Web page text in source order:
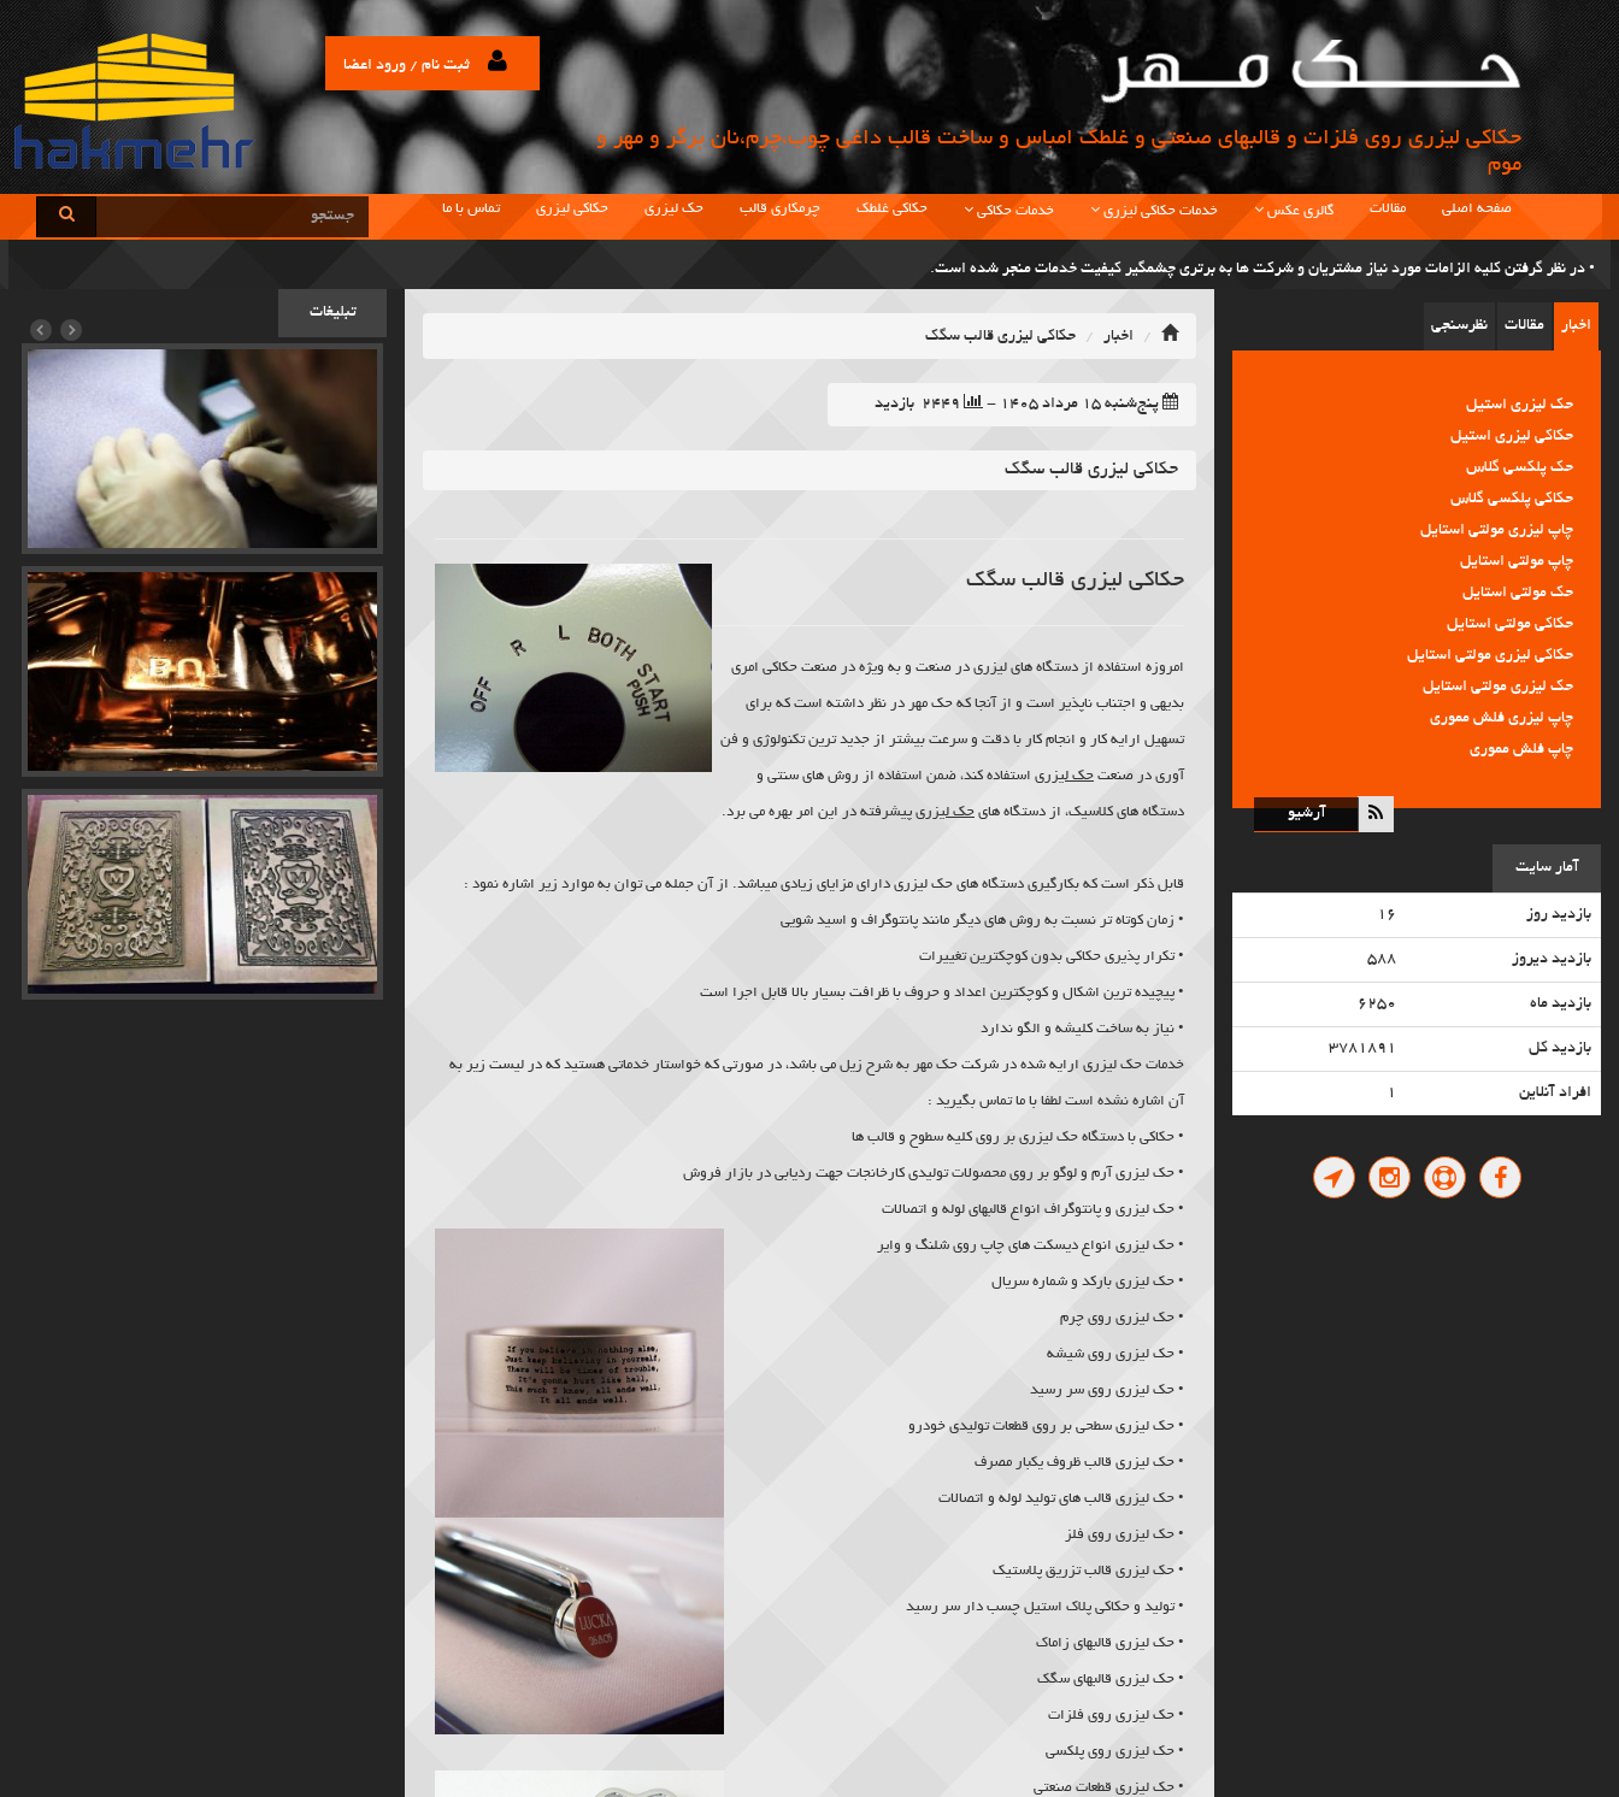
ثبت نام / ورود اعضا
حکاکی لیزری روی فلزات و قالبهای صنعتی و غلطک امباس و ساخت قالب داغي چوب،چرم،نان برگر و مهر و
موم
صفحه اصلی مقالات گالری عکس خدمات حکاکی لیزری خدمات حکاکی حکاکی غلطک چرمکاری قالب حک لیزری حکاکی لیزری تماس با ما
• در نظر گرفتن کلیه الزامات مورد نیاز مشتریان و شرکت ها به برتری چشمگیر کیفیت خدمات منجر شده است.
• رویکرد حک مهر جلب رضایت مشتریان با بهره گیری از تجهیزات مدرن و داشتن علم انحصاری در زمینه حکاکی قالب و غلطک بوده.
• اولین مرکز تخصصی حکاکی در کشور.
• قبول سفارش حکاکی از تمام نقاط ایران.
• افزایش کیفیت خدمات و ارایه خدمات ترمیمی رایگان پس از تحویل کار تا مدت یک ماه.
تبلیغات
اخبار
حکاکی لیزری قالب سگک
پنج‌شنبه ۱۵ مرداد ۱۴۰۵ -
حکاکی لیزری قالب سگک
حکاکی لیزری قالب سگک
امروزه استفاده از دستگاه های لیزری در صنعت و به ویژه در صنعت حکاکی امری
بدیهی و اجتناب ناپذیر است و از آنجا که حک مهر در نظر داشته است که برای
تسهیل ارایه کار و انجام کار با دقت و سرعت بیشتر از جدید ترین تکنولوژی و فن
آوری در صنعت حک لیزری استفاده کند، ضمن استفاده از روش های سنتی و
دستگاه های کلاسیک، از دستگاه های حک لیزری پیشرفته در این امر بهره می برد.
قابل ذکر است که بکارگیری دستگاه های حک لیزری دارای مزایای زیادی میباشد. از آن جمله می توان به موارد زیر اشاره نمود :
• زمان کوتاه تر نسبت به روش های دیگر مانند پانتوگراف و اسید شویی
• تکرار پذیری حکاکی بدون کوچکترین تغییرات
• پیچیده ترین اشکال و کوچکترین اعداد و حروف با ظرافت بسیار بالا قابل اجرا است
• نیاز به ساخت کلیشه و الگو ندارد
خدمات حک لیزری ارایه شده در شرکت حک مهر به شرح زیل می باشد، در صورتی که خواستار خدماتی هستید که در لیست زیر به
آن اشاره نشده است لطفا با ما تماس بگیرید :
• حکاکی با دستگاه حک لیزری بر روی کلیه سطوح و قالب ها
• حک لیزری آرم و لوگو بر روی محصولات تولیدی کارخانجات جهت ردیابی در بازار فروش
• حک لیزری و پانتوگراف انواع قالبهای لوله و اتصالات
• حک لیزری انواع دیسکت های چاپ روی شلنگ و وایر
• حک لیزری بارکد و شماره سریال
• حک لیزری روی چرم
• حک لیزری روی شیشه
• حک لیزری روی سر رسید
• حک لیزری سطحی بر روی قطعات تولیدی خودرو
• حک لیزری قالب ظروف یکبار مصرف
• حک لیزری قالب های تولید لوله و اتصالات
• حک لیزری روی فلز
• حک لیزری قالب تزریق پلاستیک
• تولید و حکاکی پلاک استیل چسب دار سر رسید
• حک لیزری قالبهای زاماک
• حک لیزری قالبهای سگک
• حک لیزری روی فلزات
• حک لیزری روی پلکسی
• حک لیزری قطعات صنعتی
اخبار مقالات نظرسنجی
حک لیزری استیل
حکاکی لیزری استیل
حک پلکسی گلاس
حکاکی پلکسی گلاس
چاپ لیزری مولتی استایل
چاپ مولتی استایل
حک مولتی استایل
حکاکی مولتی استایل
حکاکی لیزری مولتی استایل
حک لیزری مولتی استایل
چاپ لیزری فلش مموری
چاپ فلش مموری
حک فلش مموری
حک لیزری فلش مموری
حک پاور بانک
حکاکی پاور بانک
حکاکی لیزری طلا و جواهر
حکاکی لیزری پلاک فلزی
حکاکی لیزری سمبه برجسته
حکاکی لیزری فلزات و غیر فلزات
حکاکی لیزری سطوح کروی
حکاکی لیزری الکترود مسی
حکاکی لیزری پاور بانک
آرشیو
آمار سایت
بازدید روز ۱۶
بازدید دیروز ۵۸۸
بازدید ماه ۶۲۵۰
بازدید کل ۳۷۸۱۸۹۱
افراد آنلاین ۱